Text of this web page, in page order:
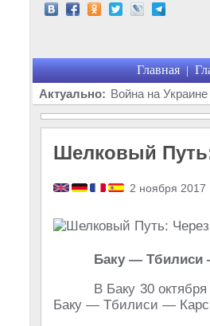
Главная |
Актуально: Война на Украине
Шелковый
2 ноября 2017
Баку — Тбилиси
В Баку 30
Баку — Тбилиси —